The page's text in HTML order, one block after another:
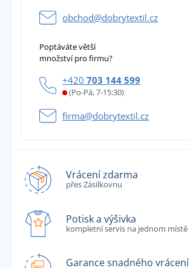
obchod@dobrytextil.cz
Poptáváte větší
množství pro firmu?
+420 703 144 599
(Po-Pá, 7-15:30)
firma@dobrytextil.cz
Vrácení zdarma
přes Zásilkovnu
Potisk a výšivka
kompletní servis na jednom místě
Garance snadného vrácení